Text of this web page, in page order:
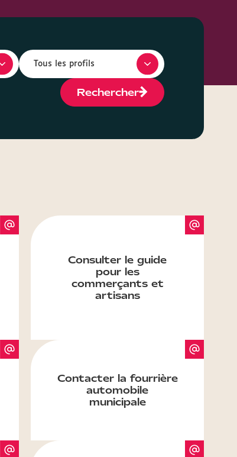
Rechercher
Consulter le guide
pour les
commerçants et
artisans
Contacter la fourrière
automobile
municipale